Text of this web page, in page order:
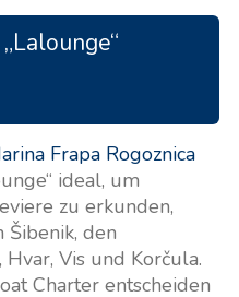
Frapa Rogoznica
ideal, um
zu erkunden,
den
Vis und Korčula.
Charter entscheiden